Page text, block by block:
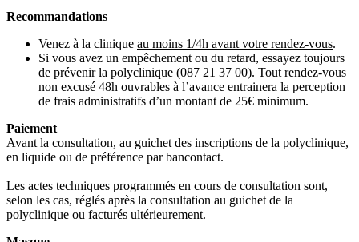
Recommandations
Venez à la clinique au moins 1/4h avant votre rendez-vous.
Si vous avez un empêchement ou du retard, essayez toujours
de prévenir la polyclinique (087 21 37 00). Tout rendez-vous
non excusé 48h ouvrables à l’avance entrainera la perception
de frais administratifs d’un montant de 25€ minimum.
Paiement
Avant la consultation, au guichet des inscriptions de la polyclinique,
en liquide ou de préférence par bancontact.
Les actes techniques programmés en cours de consultation sont,
selon les cas, réglés après la consultation au guichet de la
polyclinique ou facturés ultérieurement.